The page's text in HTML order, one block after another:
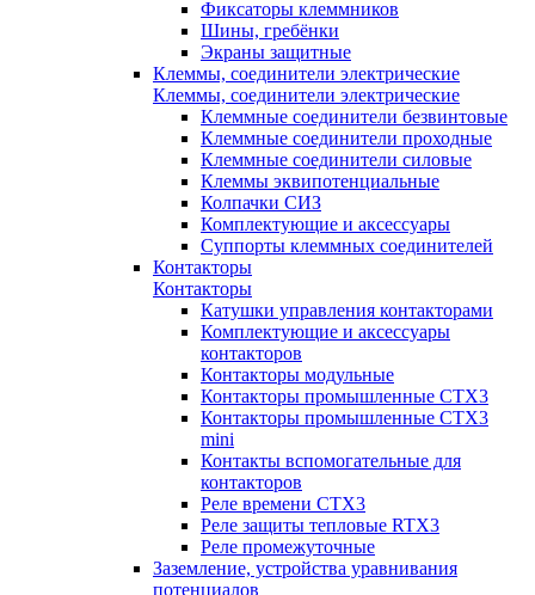
Фиксаторы клеммников
Шины, гребёнки
Экраны защитные
Клеммы, соединители электрические
Клеммы, соединители электрические
Клеммные соединители безвинтовые
Клеммные соединители проходные
Клеммные соединители силовые
Клеммы эквипотенциальные
Колпачки СИЗ
Комплектующие и аксессуары
Суппорты клеммных соединителей
Контакторы
Контакторы
Катушки управления контакторами
Комплектующие и аксессуары
контакторов
Контакторы модульные
Контакторы промышленные CTX3
Контакторы промышленные CTX3
mini
Контакты вспомогательные для
контакторов
Реле времени CTX3
Реле защиты тепловые RTX3
Реле промежуточные
Заземление, устройства уравнивания
потенциалов